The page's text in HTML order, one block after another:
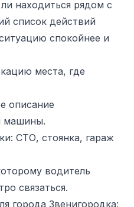
находиться рядом с
список действий
спокойнее и
места, где
описание
машины.
СТО, стоянка, гараж
водитель
связаться.
города Звенигородка: